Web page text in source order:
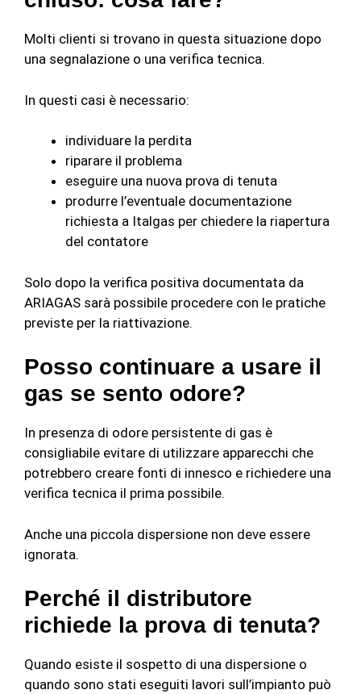
Molti clienti si trovano in questa situazione dopo
una segnalazione o una verifica tecnica.
In questi casi è necessario:
individuare la perdita
riparare il problema
eseguire una nuova prova di tenuta
produrre l’eventuale documentazione
richiesta a Italgas per chiedere la riapertura
del contatore
Solo dopo la verifica positiva documentata da
ARIAGAS sarà possibile procedere con le pratiche
previste per la riattivazione.
Posso continuare a usare il
gas se sento odore?
In presenza di odore persistente di gas è
consigliabile evitare di utilizzare apparecchi che
potrebbero creare fonti di innesco e richiedere una
verifica tecnica il prima possibile.
Anche una piccola dispersione non deve essere
ignorata.
Perché il distributore
richiede la prova di tenuta?
Quando esiste il sospetto di una dispersione o
quando sono stati eseguiti lavori sull’impianto può